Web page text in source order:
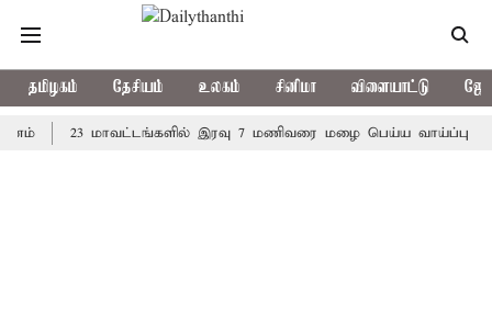
தமிழகம் தேசியம் உலகம் சினிமா விளையாட்டு
23 மாவட்டங்களில் இரவு 7 மணிவரை மழை பெய்ய வாய்ப்பு